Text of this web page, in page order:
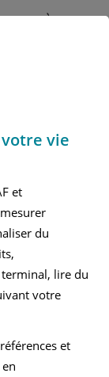
À propos
MAAF
- )
vie
et
du
lire du
votre
et